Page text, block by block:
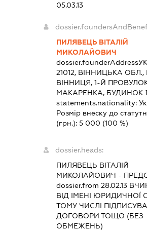
05.03.13
ПИЛЯВЕЦЬ ВІТАЛІЙ
МИКОЛАЙОВИЧ
dossier.founderAddress
21012, ВІННИЦЬКА ОБЛ.,
ВІННИЦЯ, 1-Й
МАКАРЕНКА, БУДИНОК
statements.nationality:
Розмір внеску до
(грн.): 5 000 (100 %)
dossier.heads:
ПИЛЯВЕЦЬ ВІТАЛІЙ
МИКОЛАЙОВИЧ -
dossier.from 28.02.13
ВІД ІМЕНІ ЮРИДИЧНОЇ
ТОМУ ЧИСЛІ
ДОГОВОРИ ТОЩО (БЕЗ
ОБМЕЖЕНЬ)